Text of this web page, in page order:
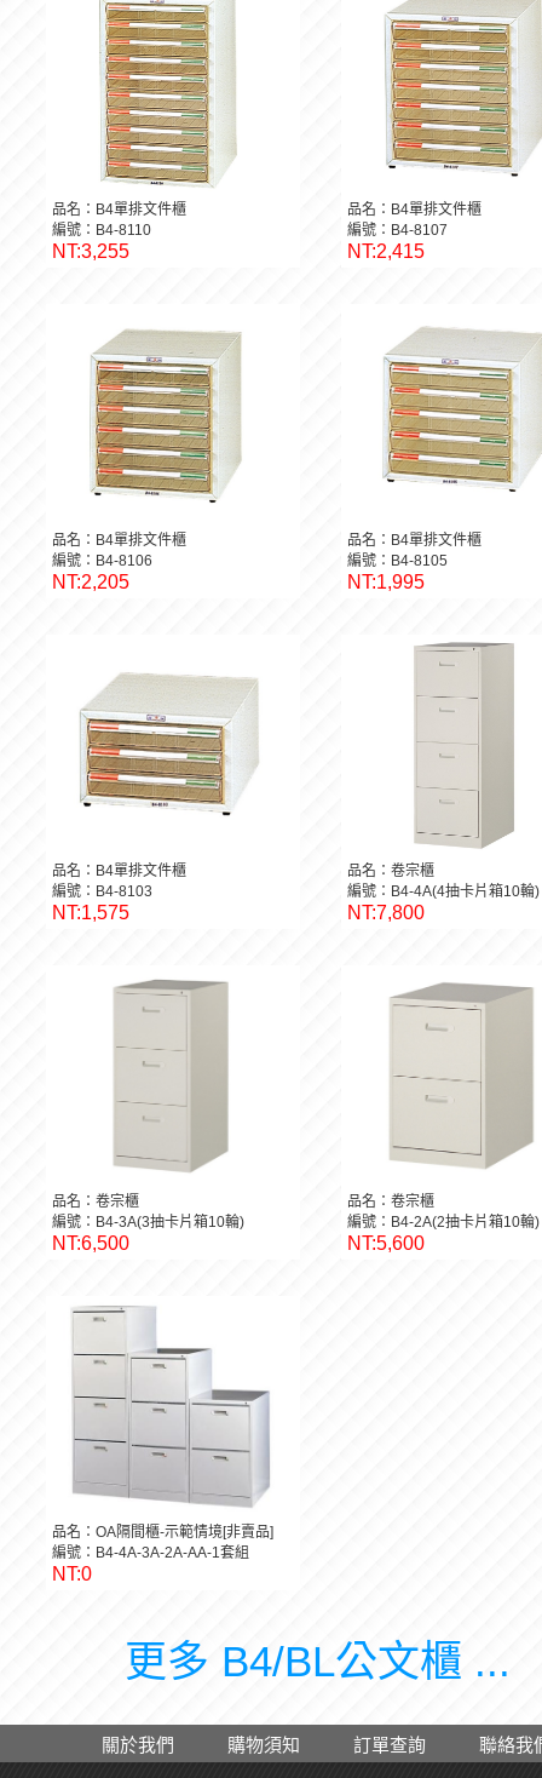
品名：B4單排文件櫃
編號：B4-8110
NT:3,255
品名：B4單排文件櫃
編號：B4-8107
NT:2,415
品名：B4單排文件櫃
編號：B4-8106
NT:2,205
品名：B4單排文件櫃
編號：B4-8105
NT:1,995
品名：B4單排文件櫃
編號：B4-8103
NT:1,575
品名：卷宗櫃
編號：B4-4A(4抽卡片箱10輪)
NT:7,800
品名：卷宗櫃
編號：B4-3A(3抽卡片箱10輪)
NT:6,500
品名：卷宗櫃
編號：B4-2A(2抽卡片箱10輪)
NT:5,600
品名：OA隔間櫃-示範情境[非賣品]
編號：B4-4A-3A-2A-AA-1套組
NT:0
更多 B4/BL公文櫃 ...
關於我們 購物須知 訂單查詢 聯絡我